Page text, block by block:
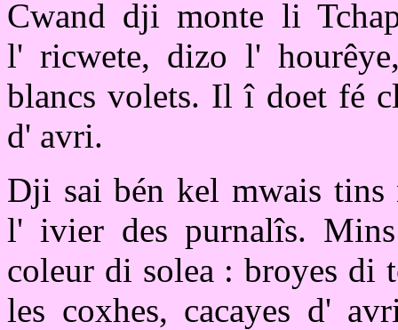
Cwand dji monte li
l' ricwete, dizo l'
blancs volets. Il î doet fé
d' avri.
Dji sai bén kel mwais tins
l' ivier des purnalîs.
coleur di solea : broyes di
les coxhes, cacayes d'